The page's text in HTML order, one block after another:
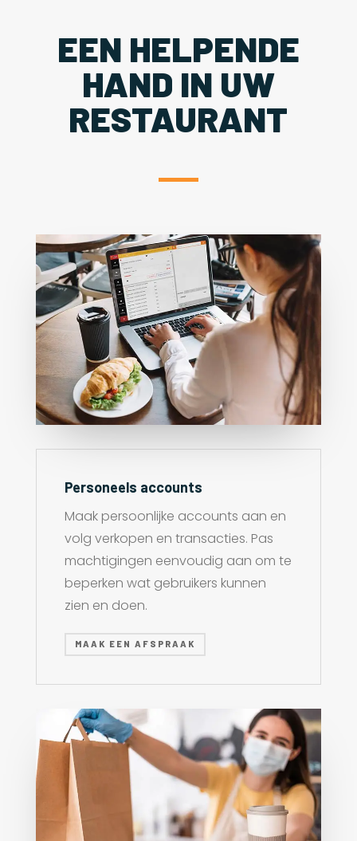
EEN HELPENDE
HAND IN UW
RESTAURANT
Personeels accounts
Maak persoonlijke accounts aan en
volg verkopen en transacties. Pas
machtigingen eenvoudig aan om te
beperken wat gebruikers kunnen
zien en doen.
MAAK EEN AFSPRAAK